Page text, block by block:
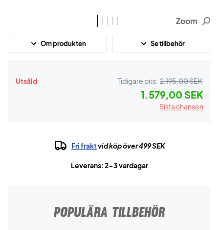
Zoom
Om produkten Se tillbehör
Utsåld Tidigare pris: 2.195,00 SEK
1.579,00 SEK
Sista chansen
Fri fraktvid köp över 499 SEK
Leverans: 2-3 vardagar
POPULÄRA TILLBEHÖR